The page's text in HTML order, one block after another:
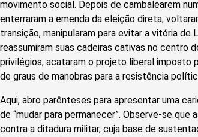
movimento social. Depois de cambalearem
enterraram a emenda da eleição direta,
transição, manipularam para evitar a vitória de
reassumiram suas cadeiras cativas no centro
privilégios, acataram o projeto liberal imposto
de graus de manobras para a resistência
Aqui, abro parênteses para apresentar uma
de “mudar para permanecer”. Observe-se
contra a ditadura militar, cuja base de